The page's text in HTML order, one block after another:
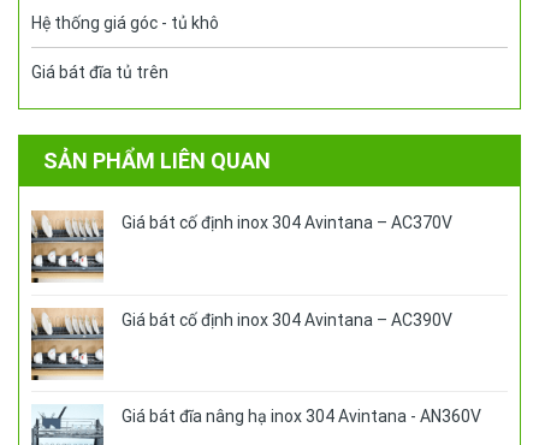
Hệ thống giá góc - tủ khô
Giá bát đĩa tủ trên
SẢN PHẨM LIÊN QUAN
Giá bát cố định inox 304 Avintana – AC370V
Giá bát cố định inox 304 Avintana – AC390V
Giá bát đĩa nâng hạ inox 304 Avintana - AN360V